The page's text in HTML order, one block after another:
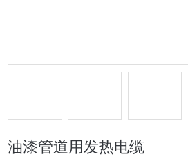
油漆管道用发热电缆